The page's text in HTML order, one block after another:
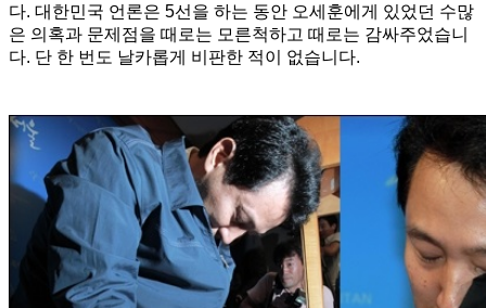
다. 대한민국 언론은 5선을 하는 동안 오세훈에게 있었던 수많
은 의혹과 문제점을 때로는 모른척하고 때로는 감싸주었습니
다. 단 한 번도 날카롭게 비판한 적이 없습니다.